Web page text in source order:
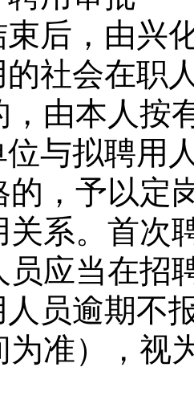
后，由兴
社会在职
，由本人按
位与拟聘用
的，予以定
关系。首次
员应当在招
员逾期不
为准），视